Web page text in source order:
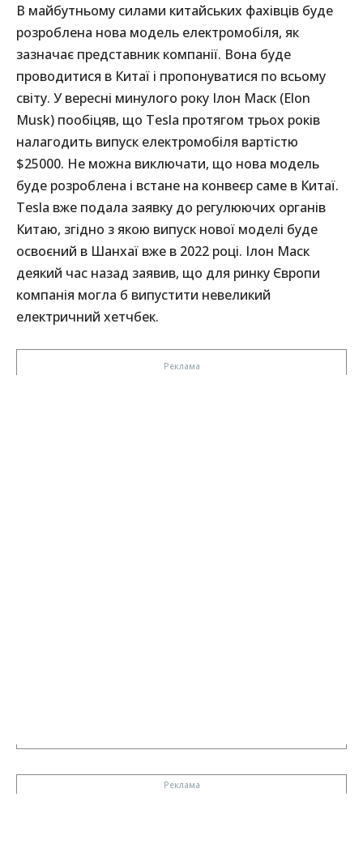
В майбутньому силами китайських фахівців буде
розроблена нова модель електромобіля, як
зазначає представник компанії. Вона буде
проводитися в Китаї і пропонуватися по всьому
світу. У вересні минулого року Ілон Маск (Elon
Musk) пообіцяв, що Tesla протягом трьох років
налагодить випуск електромобіля вартістю
$25000. Не можна виключати, що нова модель
буде розроблена і встане на конвеєр саме в Китаї.
Tesla вже подала заявку до регулюючих органів
Китаю, згідно з якою випуск нової моделі буде
освоєний в Шанхаї вже в 2022 році. Ілон Маск
деякий час назад заявив, що для ринку Європи
компанія могла б випустити невеликий
електричний хетчбек.